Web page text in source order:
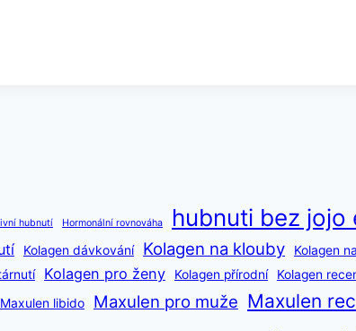
hubnutí Hormonální rovnováha hubnuti bez jojo
Kolagen dávkování Kolagen na klouby Kolagen
Kolagen pro ženy Kolagen přírodní Kolagen
Maxulen libido Maxulen pro muže Maxulen